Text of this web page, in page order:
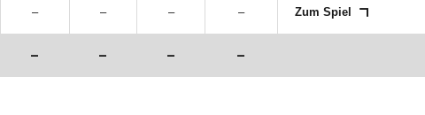
– – – – Zum Spiel
– – – –